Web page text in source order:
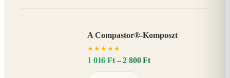
A Compastor®-Komposzt
★ ★ ★ ★ ★
1 016 Ft – 2 800 Ft